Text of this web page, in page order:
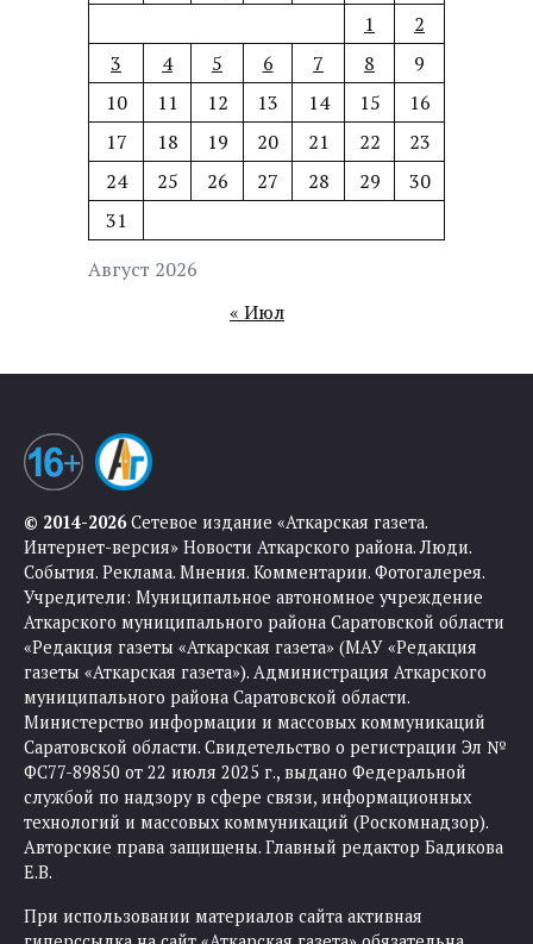
Август 2026
1
2
3
4 5 6 7 8
9
10
11 12 13 14 15
16
17
18 19 20 21 22
23
24
25 26 27 28 29
30
31
« Июл
© 2014-2026Сетевое издание «Аткарская газета.
Интернет-версия» Новости Аткарского района. Люди.
События. Реклама. Мнения. Комментарии. Фотогалерея.
Учредители: Муниципальное автономное учреждение
Аткарского муниципального района Саратовской области
«Редакция газеты «Аткарская газета» (МАУ «Редакция
газеты «Аткарская газета»). Администрация Аткарского
муниципального района Саратовской области.
Министерство информации и массовых коммуникаций
Саратовской области. Свидетельство о регистрации Эл №
ФС77-89850 от 22 июля 2025 г., выдано Федеральной
службой по надзору в сфере связи, информационных
технологий и массовых коммуникаций (Роскомнадзор).
Авторские права защищены. Главный редактор Бадикова
Е.В.
При использовании материалов сайта активная